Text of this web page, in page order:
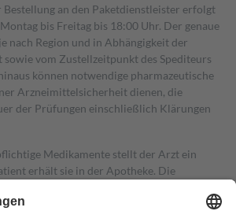
Bestellung an den Paketdienstleister erfolgt
bis Freitag bis 18:00 Uhr. Der genaue
nach Region und in Abhängigkeit der
vom Zustellzeitpunkt des Spediteurs
können notwendige pharmazeutische
Arzneimittelsicherheit dienen, die
der Prüfungen einschließlich Klärungen
Medikamente stellt der Arzt ein
erhält sie in der Apotheke. Die
trägt einen Teil davon als Zuzahlung